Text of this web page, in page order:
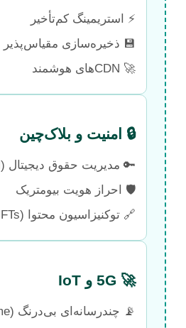
⚡ استریمینگ کم‌تأخیر
💾 ذخیره‌سازی مقیاس‌پذیر
🚀 CDN‌های هوشمند
🔒 امنیت و بلاک‌چین
🔑 مدیریت حقوق دیجیتال (DRM)
🛡️ احراز هویت بیومتریک
🔗 توکنیزاسیون محتوا (NFTs)
🚀 5G و IoT
📡 چندرسانه‌ای بی‌درنگ (Real-time)